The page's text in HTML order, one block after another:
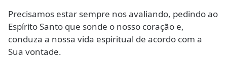
Precisamos estar sempre nos avaliando, pedindo ao
Espírito Santo que sonde o nosso coração e,
conduza a nossa vida espiritual de acordo com a
Sua vontade.